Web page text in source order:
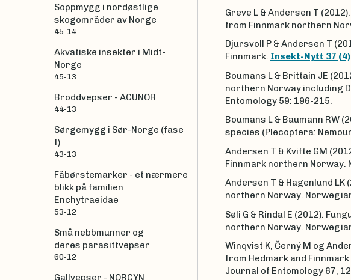
Greve L & Andersen T
from Finnmark northern
Djursvoll P & Andersen T
Finnmark. Insekt-Nytt 37 (4)
Boumans L & Brittain JE
northern Norway including
Entomology 59: 196-215.
Boumans L & Baumann RW
species (Plecoptera:
Andersen T & Kvifte GM
Finnmark northern Norway.
Andersen T & Hagenlund
northern Norway.
Søli G & Rindal E (2012).
northern Norway.
Winqvist K, Černý M og
from Hedmark and
Journal of Entomology 67,
Soppmygg i nordøstlige
skogområder av Norge
45-14
Akvatiske insekter i Midt-
Norge
45-13
Broddvepser - ACUNOR
44-13
Sørgemygg i Sør-Norge (fase
I)
43-13
Fåbørstemarker - et nærmere
blikk på familien
Enchytraeidae
53-12
Små nebbmunner og
deres parasittvepser
60-12
Gallvepser - NORCYN